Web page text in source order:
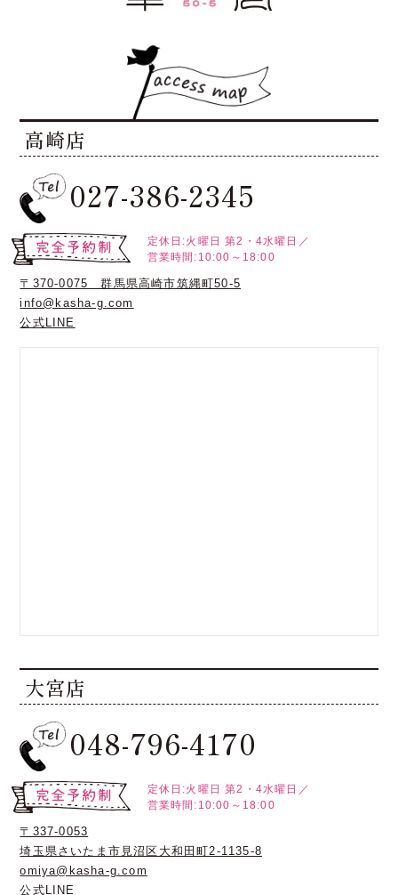
高崎店
027-386-2345
定休日:火曜日 第2・4水曜日／
営業時間:10:00～18:00
〒370-0075 群馬県高崎市筑縄町50-5
info@kasha-g.com
公式LINE
大宮店
048-796-4170
定休日:火曜日 第2・4水曜日／
営業時間:10:00～18:00
〒337-0053
埼玉県さいたま市見沼区大和田町2-1135-8
omiya@kasha-g.com
公式LINE